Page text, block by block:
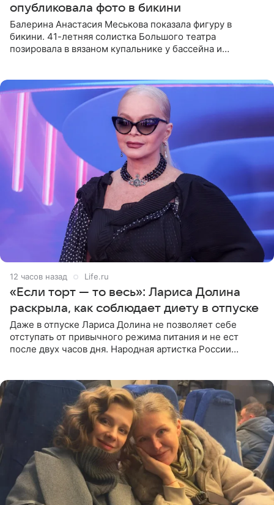
опубликовала фото в бикини
Балерина Анастасия Меськова показала фигуру в
бикини. 41-летняя солистка Большого театра
позировала в вязаном купальнике у бассейна и
12 часов назад Life.ru
«Если торт — то весь»: Лариса Долина
раскрыла, как соблюдает диету в отпуске
Даже в отпуске Лариса Долина не позволяет себе
отступать от привычного режима питания и не ест
после двух часов дня. Народная артистка России